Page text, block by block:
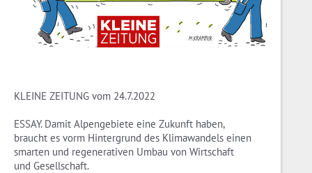
KLEINE ZEITUNG vom 24.7.2022
ESSAY. Damit Al­pen­ge­bie­te eine Zu­kunft haben,
braucht es vorm Hin­ter­grund des Kli­ma­wan­dels einen
smar­ten und re­ge­ne­ra­ti­ven Umbau von Wirt­schaft
und Ge­sell­schaft.